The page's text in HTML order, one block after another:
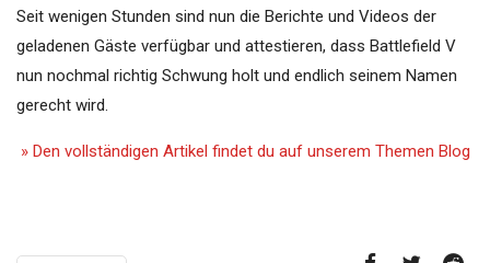
Seit wenigen Stunden sind nun die Berichte und Videos der
geladenen Gäste verfügbar und attestieren, dass Battlefield V
nun nochmal richtig Schwung holt und endlich seinem Namen
gerecht wird.
» Den vollständigen Artikel findet du auf unserem Themen Blog